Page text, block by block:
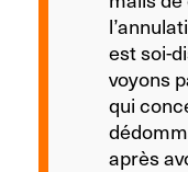
est soi-
voyons
qui
après